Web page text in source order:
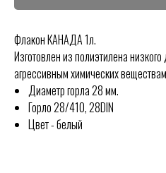
Флакон КАНАДА 1л.
Изготовлен из полиэтилена
агрессивным химических
Диаметр горла 28 мм.
Горло 28/410, 28DIN
Цвет - белый